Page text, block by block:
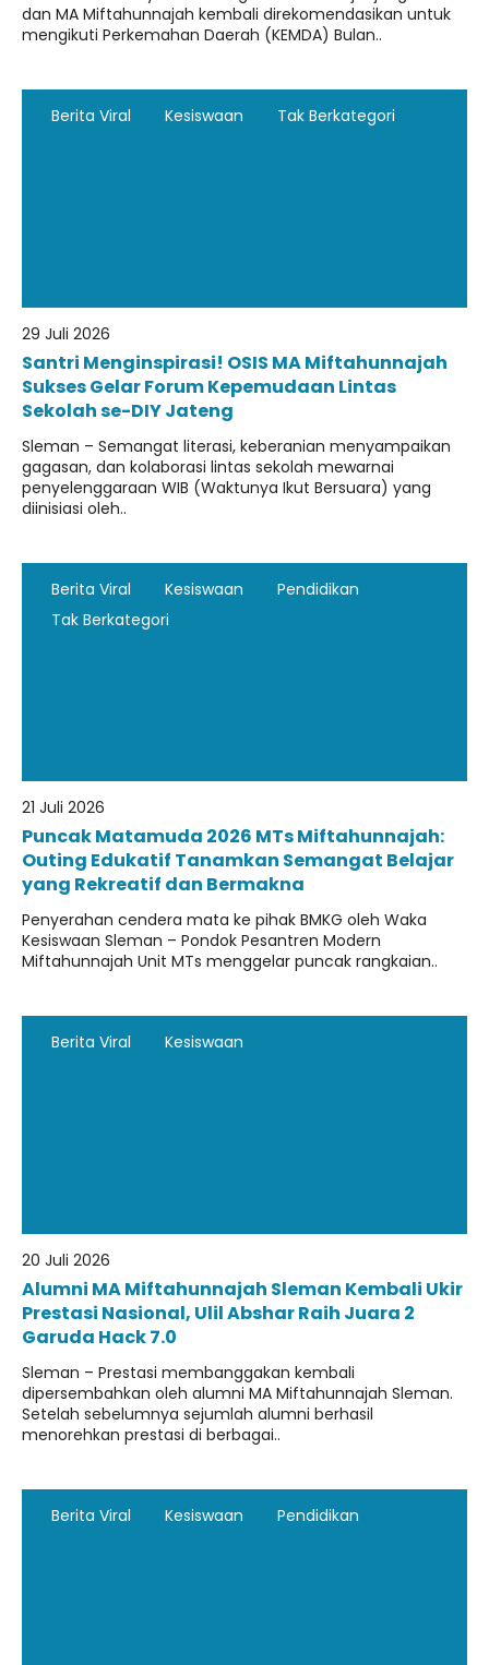
dan MA Miftahunnajah kembali direkomendasikan untuk
mengikuti Perkemahan Daerah (KEMDA) Bulan..
Berita Viral Kesiswaan Tak Berkategori
29 Juli 2026
Santri Menginspirasi! OSIS MA Miftahunnajah
Sukses Gelar Forum Kepemudaan Lintas
Sekolah se-DIY Jateng
Sleman – Semangat literasi, keberanian menyampaikan
gagasan, dan kolaborasi lintas sekolah mewarnai
penyelenggaraan WIB (Waktunya Ikut Bersuara) yang
diinisiasi oleh..
Berita Viral Kesiswaan
Pendidikan
Tak Berkategori
21 Juli 2026
Puncak Matamuda 2026 MTs Miftahunnajah:
Outing Edukatif Tanamkan Semangat Belajar
yang Rekreatif dan Bermakna
Penyerahan cendera mata ke pihak BMKG oleh Waka
Kesiswaan Sleman – Pondok Pesantren Modern
Miftahunnajah Unit MTs menggelar puncak rangkaian..
Berita Viral Kesiswaan
20 Juli 2026
Alumni MA Miftahunnajah Sleman Kembali Ukir
Prestasi Nasional, Ulil Abshar Raih Juara 2
Garuda Hack 7.0
Sleman – Prestasi membanggakan kembali
dipersembahkan oleh alumni MA Miftahunnajah Sleman.
Setelah sebelumnya sejumlah alumni berhasil
menorehkan prestasi di berbagai..
Berita Viral Kesiswaan Pendidikan